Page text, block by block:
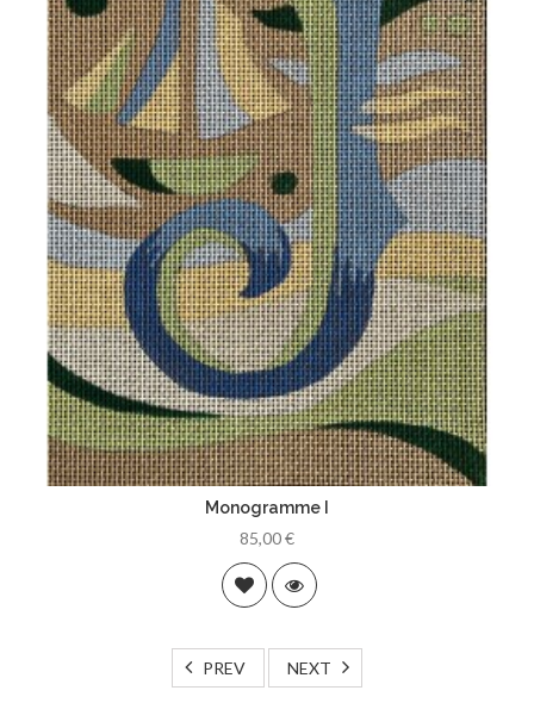
Monogramme I
85,00 €
PREV NEXT